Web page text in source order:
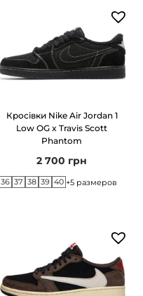
Кросівки Nike Air Jordan 1
Low OG x Travis Scott
Phantom
2 700 грн
36 37 38 39 40 +5 размеров